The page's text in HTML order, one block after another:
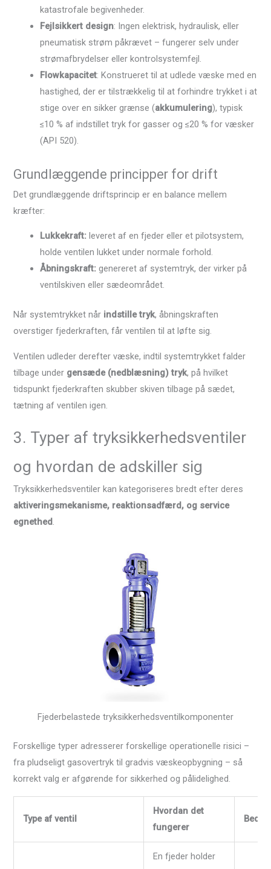
katastrofale begivenheder.
Fejlsikkert design: Ingen elektrisk, hydraulisk, eller
pneumatisk strøm påkrævet – fungerer selv under
strømafbrydelser eller kontrolsystemfejl.
Flowkapacitet: Konstrueret til at udlede væske med en
hastighed, der er tilstrækkelig til at forhindre trykket i at
stige over en sikker grænse (akkumulering), typisk
≤10 % af indstillet tryk for gasser og ≤20 % for væsker
(API 520).
Grundlæggende principper for drift
Det grundlæggende driftsprincip er en balance mellem
kræfter:
Lukkekraft: leveret af en fjeder eller et pilotsystem,
holde ventilen lukket under normale forhold.
Åbningskraft: genereret af systemtryk, der virker på
ventilskiven eller sædeområdet.
Når systemtrykket når indstille tryk, åbningskraften
overstiger fjederkraften, får ventilen til at løfte sig.
Ventilen udleder derefter væske, indtil systemtrykket falder
tilbage under gensæde (nedblæsning) tryk, på hvilket
tidspunkt fjederkraften skubber skiven tilbage på sædet,
tætning af ventilen igen.
3. Typer af tryksikkerhedsventiler
og hvordan de adskiller sig
Tryksikkerhedsventiler kan kategoriseres bredt efter deres
aktiveringsmekanisme, reaktionsadfærd, og service
egnethed
Fjederbelastede tryksikkerhedsventilkomponenter
Forskellige typer adresserer forskellige operationelle risici –
fra pludseligt gasovertryk til gradvis væskeopbygning – så
korrekt valg er afgørende for sikkerhed og pålidelighed.
Type af ventil
Hvordan det
fungerer
Bedst
En fjeder holder